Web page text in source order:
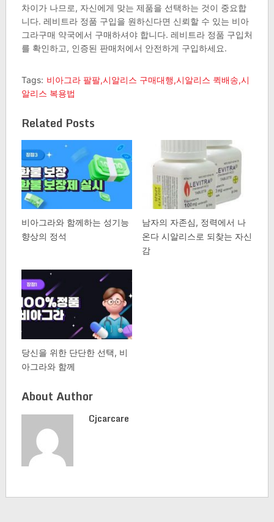
차이가 나므로, 자신에게 맞는 제품을 선택하는 것이 중요합
니다. 레비트라 정품 구입을 원하신다면 신뢰할 수 있는 비아
그라구매 약국에서 구매하셔야 합니다. 레비트라 정품 구입처
를 확인하고, 인증된 판매처에서 안전하게 구입하세요.
Tags: 비아그라 팔팔,시알리스 구매대행,시알리스 퀵배송,시
알리스 복용법
Related Posts
비아그라와 함께하는 성기능
향상의 정석
남자의 자존심, 정력에서 나
온다 시알리스로 되찾는 자신
감
당신을 위한 단단한 선택, 비
아그라와 함께
About Author
Cjcarcare